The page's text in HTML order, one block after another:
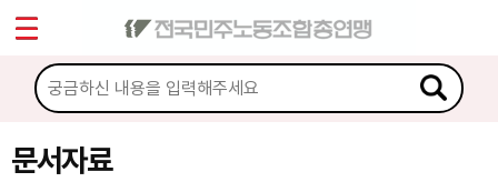
문서자료
마이페이지
소개
소식
Sketchbook5, 스케치북5